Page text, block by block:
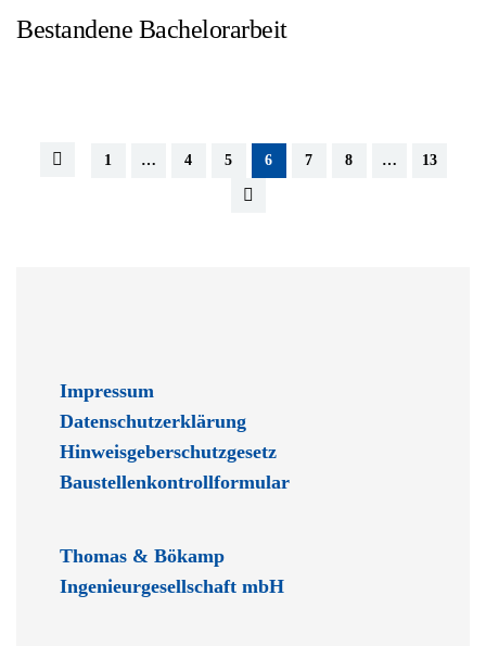
Bestandene Bachelorarbeit
1 … 4 5 6 7 8 … 13
Impressum
Datenschutzerklärung
Hinweisgeberschutzgesetz
Baustellenkontrollformular
Thomas & Bökamp
Ingenieurgesellschaft mbH